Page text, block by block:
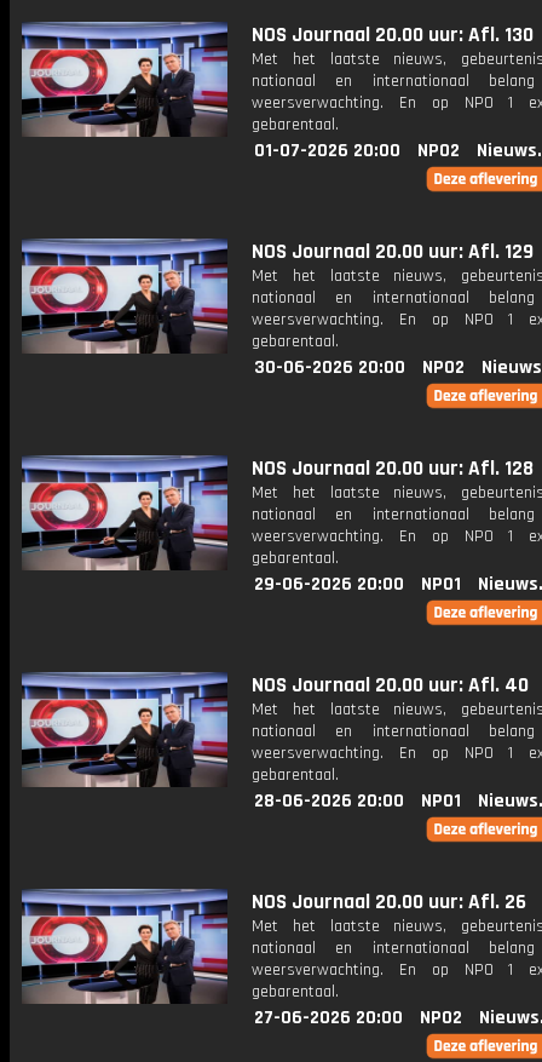
NOS Journaal 20.00 uur: Afl. 130
Met het laatste nieuws,
nationaal en internationaal
weersverwachting. En op NPO 1
gebarentaal.
01-07-2026 20:00 NPO2
NOS Journaal 20.00 uur: Afl. 129
Met het laatste nieuws,
nationaal en internationaal
weersverwachting. En op NPO 1
gebarentaal.
30-06-2026 20:00 NPO2
NOS Journaal 20.00 uur: Afl. 128
Met het laatste nieuws,
nationaal en internationaal
weersverwachting. En op NPO 1
gebarentaal.
29-06-2026 20:00 NPO1
NOS Journaal 20.00 uur: Afl. 40
Met het laatste nieuws,
nationaal en internationaal
weersverwachting. En op NPO 1
gebarentaal.
28-06-2026 20:00 NPO1
NOS Journaal 20.00 uur: Afl. 26
Met het laatste nieuws,
nationaal en internationaal
weersverwachting. En op NPO 1
gebarentaal.
27-06-2026 20:00 NPO2